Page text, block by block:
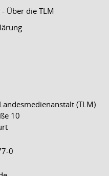
Über die TLM
(TLM)
10
0